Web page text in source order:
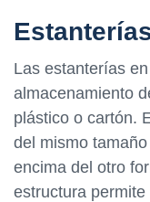
Las estanterías
almacenamiento
plástico o cartón.
del mismo
encima del otro
estructura